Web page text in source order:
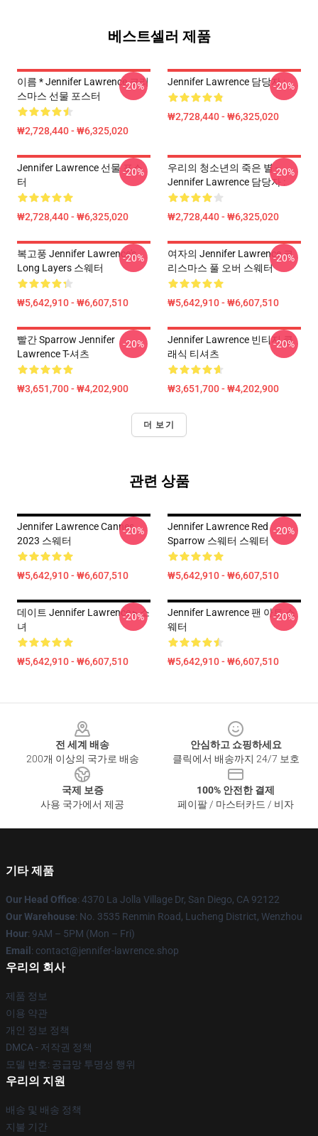
베스트셀러 제품
이름 * Jennifer Lawrence 크리
스마스 선물 포스터
₩2,728,440 - ₩6,325,020
-20% Jennifer Lawrence 담당자 :
₩2,728,440 - ₩6,325,020
-20%
Jennifer Lawrence 선물 포스
터
₩2,728,440 - ₩6,325,020
-20%
우리의 청소년의 죽은 별 -
Jennifer Lawrence 담당자 :
₩2,728,440 - ₩6,325,020
-20%
복고풍 Jennifer Lawrence's
Long Layers 스웨터
₩5,642,910 - ₩6,607,510
-20%
여자의 Jennifer Lawrence 크
리스마스 풀 오버 스웨터
₩5,642,910 - ₩6,607,510
-20%
빨간 Sparrow Jennifer
Lawrence T-셔츠
₩3,651,700 - ₩4,202,900
-20%
Jennifer Lawrence 빈티지 클
래식 티셔츠
₩3,651,700 - ₩4,202,900
-20%
더 보기
관련 상품
Jennifer Lawrence Cannes
2023 스웨터
₩5,642,910 - ₩6,607,510
-20%
Jennifer Lawrence Red
Sparrow 스웨터 스웨터
₩5,642,910 - ₩6,607,510
-20%
데이트 Jennifer Lawrence ▸ 소
녀
₩5,642,910 - ₩6,607,510
-20%
Jennifer Lawrence 팬 아트 스
웨터
₩5,642,910 - ₩6,607,510
-20%
전 세계 배송
200개 이상의 국가로 배송
안심하고 쇼핑하세요
클릭에서 배송까지 24/7 보호
국제 보증
사용 국가에서 제공
100% 안전한 결제
페이팔 / 마스터카드 / 비자
기타 제품
Our Head Office: 4370 La Jolla Village Dr, San Diego, CA 92122
Our Warehouse: No. 3535 Renmin Road, Lucheng District, Wenzhou
Hour: 9AM – 5PM (Mon – Fri)
Email : contact@jennifer-lawrence.shop
우리의 회사
제품 정보
이용 약관
개인 정보 정책
DMCA - 저작권 정책
모델 번호: 공급망 투명성 행위
우리의 지원
배송 및 배송 정책
지불 기간